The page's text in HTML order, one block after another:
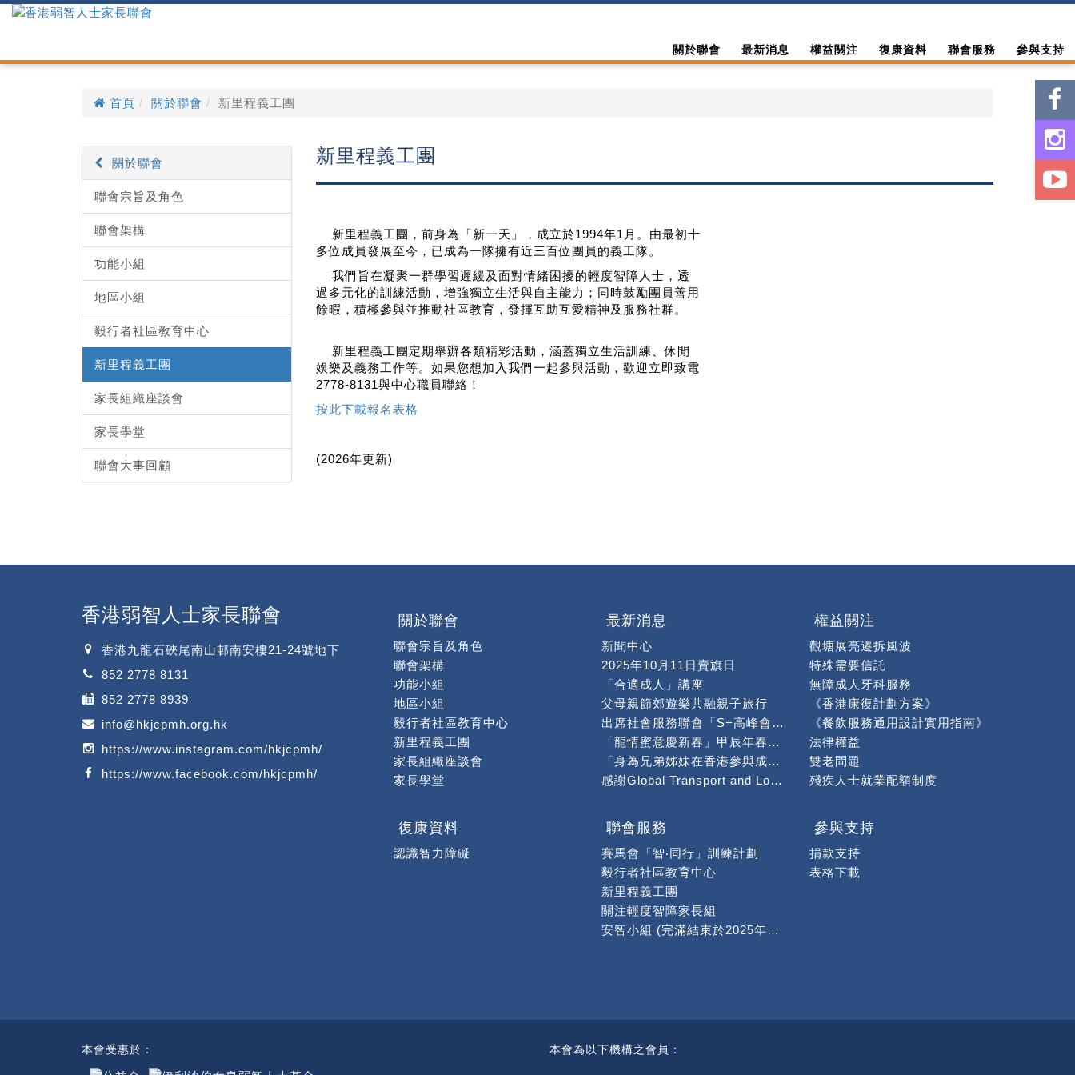
關於聯會 最新消息 權益關注 復康資料 聯會服務 參與支持
首頁 關於聯會 新里程義工團
關於聯會
聯會宗旨及角色
聯會架構
功能小組
地區小組
毅行者社區教育中心
新里程義工團
家長組織座談會
家長學堂
聯會大事回顧
新里程義工團
新里程義工團，前身為「新一天」，成立於1994年1月。由最初十
多位成員發展至今，已成為一隊擁有近三百位團員的義工隊。
我們旨在凝聚一群學習遲緩及面對情緒困擾的輕度智障人士，透
過多元化的訓練活動，增強獨立生活與自主能力；同時鼓勵團員善用
餘暇，積極參與並推動社區教育，發揮互助互愛精神及服務社群。
新里程義工團定期舉辦各類精彩活動，涵蓋獨立生活訓練、休閒
娛樂及義務工作等。如果您想加入我們一起參與活動，歡迎立即致電
2778-8131與中心職員聯絡！
按此下載報名表格
(2026年更新)
香港弱智人士家長聯會
香港九龍石硤尾南山邨南安樓21-24號地下
852 2778 8131
852 2778 8939
info@hkjcpmh.org.hk
https://www.instagram.com/hkjcpmh/
https://www.facebook.com/hkjcpmh/
關於聯會
聯會宗旨及角色
聯會架構
功能小組
地區小組
毅行者社區教育中心
新里程義工團
家長組織座談會
家長學堂
最新消息
新聞中心
2025年10月11日賣旗日
「合適成人」講座
父母親節郊遊樂共融親子旅行
出席社會服務聯會「S+高峰會暨博覽」作分享
「龍情蜜意慶新春」甲辰年春茗午宴順利舉行
「身為兄弟姊妹在香港參與成年智障手足照顧」問卷調查
感謝Global Transport and Logistics籌款捐贈予本會
福慧國際慈善基金彩繪熊貓活動
「龍年揮春」慈善購買活動
「高智爾球獅友初體驗」
龍年揮春義賣 滿載濃情厚意
「悅來義賣」順利舉行
熱烈慶賀鄭玉珍女士榮獲2023年行政長官服務獎狀
權益關注
觀塘展亮遷拆風波
特殊需要信託
無障成人牙科服務
《香港康復計劃方案》
《餐飲服務通用設計實用指南》
法律權益
雙老問題
殘疾人士就業配額制度
復康資料
認識智力障礙
聯會服務
賽馬會「智‧同行」訓練計劃
毅行者社區教育中心
新里程義工團
關注輕度智障家長組
安智小組 (完滿結束於2025年1月4日)
參與支持
捐款支持
表格下載
本會受惠於： 本會為以下機構之會員：